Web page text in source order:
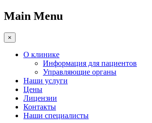
Main Menu
×
О клинике
Информация для пациентов
Управляющие органы
Наши услуги
Цены
Лицензии
Контакты
Наши специалисты